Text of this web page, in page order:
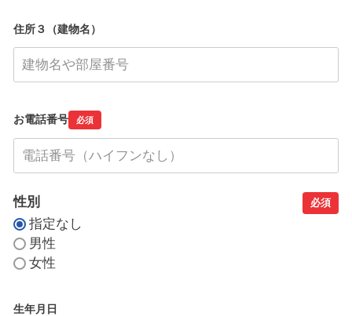
住所３（建物名）
お電話番号 必須
性別 必須
指定なし
男性
女性
生年月日